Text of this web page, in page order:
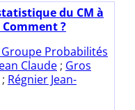
du CM à
?
Groupe Probabilités
Claude ; Gros
; Régnier Jean-